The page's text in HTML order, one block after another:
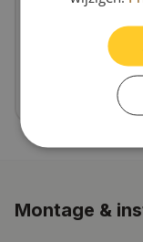
Passief huis of
Polyester E30/
Montage &